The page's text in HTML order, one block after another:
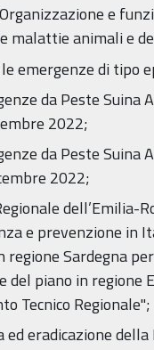
e
malattie animali e
emergenze di tipo
da Peste Suina
2022;
da Peste Suina
2022;
dell’Emilia-
e prevenzione in
regione Sardegna
del piano in regione
Tecnico Regionale";
ed eradicazione